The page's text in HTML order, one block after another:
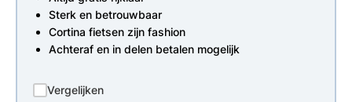
Sterk en betrouwbaar
Cortina fietsen zijn fashion
Achteraf en in delen betalen mogelijk
Vergelijken